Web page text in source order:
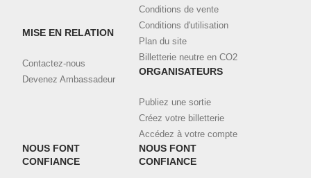
dessus, en indiquant bien l'email et le nom utilisé pour la
MISE EN RELATION
Contactez-nous
Devenez Ambassadeur
Conditions de vente
Conditions d'utilisation
Plan du site
Billetterie neutre en CO2
ORGANISATEURS
Publiez une sortie
Créez votre billetterie
Accédez à votre compte
NOUS FONT
CONFIANCE
NOUS FONT
CONFIANCE